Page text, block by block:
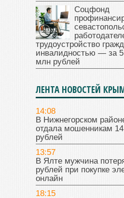
Соцфонд
трудоустройство
инвалидностью — за
млн рублей
ЛЕНТА НОВОСТЕЙ
14:08
В Нижнегорском
отдала мошенникам
рублей
13:57
В Ялте мужчина
рублей при покупке
онлайн
18:15